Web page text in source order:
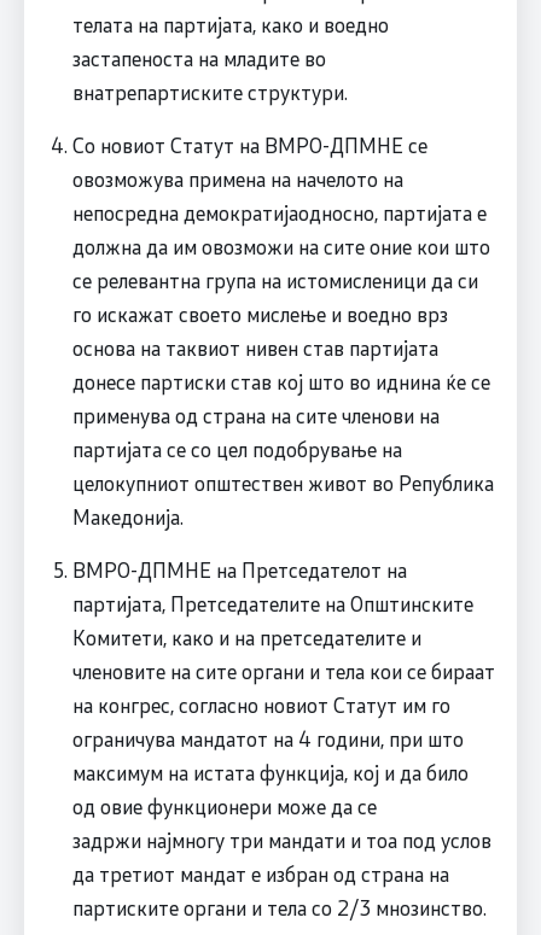
телата на партијата, како и воедно
застапеноста на младите во
внатрепартиските структури.
Со новиот Статут на ВМРО-ДПМНЕ се
овозможува примена на начелото на
непосредна демократијаодносно, партијата е
должна да им овозможи на сите оние кои што
се релевантна група на истомисленици да си
го искажат своето мислење и воедно врз
основа на таквиот нивен став партијата
донесе партиски став кој што во иднина ќе се
применува од страна на сите членови на
партијата се со цел подобрување на
целокупниот општествен живот во Република
Македонија.
ВМРО-ДПМНЕ на Претседателот на
партијата, Претседателите на Општинските
Комитети, како и на претседателите и
членовите на сите органи и тела кои се бираат
на конгрес, согласно новиот Статут им го
ограничува мандатот на 4 години, при што
максимум на истата функција, кој и да било
од овие функционери може да се
задржи најмногу три мандати и тоа под услов
да третиот мандат е избран од страна на
партиските органи и тела со 2/3 мнозинство.